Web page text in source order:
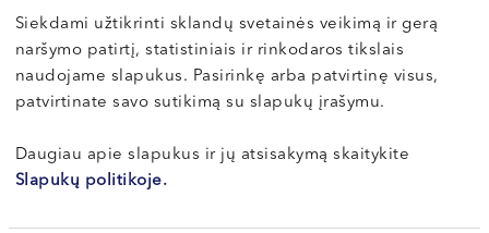
Siekdami užtikrinti sklandų svetainės veikimą ir gerą
naršymo patirtį, statistiniais ir rinkodaros tikslais
naudojame slapukus. Pasirinkę arba patvirtinę visus,
patvirtinate savo sutikimą su slapukų įrašymu.
Daugiau apie slapukus ir jų atsisakymą skaitykite
Slapukų politikoje.
О здоровье
Все статьи